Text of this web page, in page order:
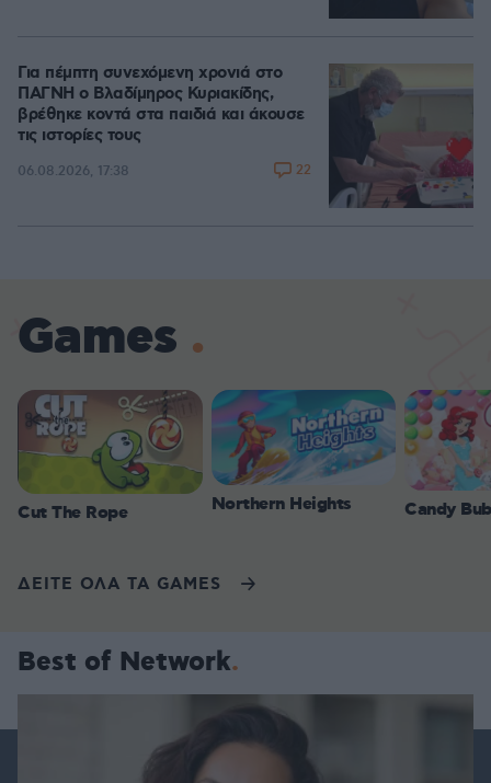
Για πέμπτη συνεχόμενη χρονιά στο
ΠΑΓΝΗ ο Βλαδίμηρος Κυριακίδης,
βρέθηκε κοντά στα παιδιά και άκουσε
τις ιστορίες τους
06.08.2026, 17:38 22
Games
Cut The Rope Northern Heights Candy
ΔΕΙΤΕ ΟΛΑ ΤΑ GAMES
Best of Network